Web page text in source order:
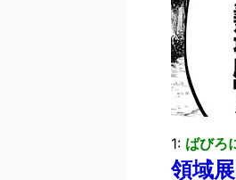
1: ばびろ
領域